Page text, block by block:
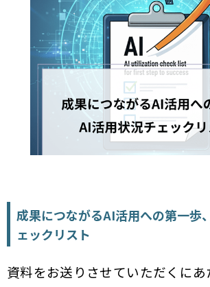
成果につながるAI活用への第一歩
ェックリスト
資料をお送りさせていただくに